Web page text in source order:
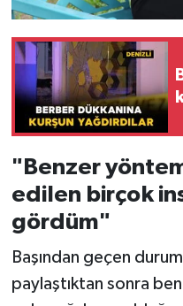
"Benzer
edilen birçok
gördüm"
Başından geçen
paylaştıktan sonra